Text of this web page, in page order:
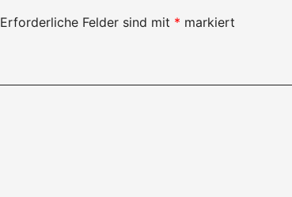
Erforderliche Felder sind mit * markiert